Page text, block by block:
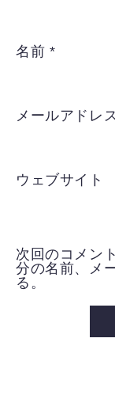
名前 *
メールアドレス
ウェブサイト
次回のコメン
分の名前、メ
る。